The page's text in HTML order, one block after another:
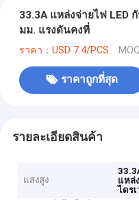
33.3A แหล่งจ่ายไฟ LED
มม. แรงดันคงที่
ราคา：USD 7.4/PCS
ราคาถูกที่สุด
รายละเอียดสินค้า
แสงสูง
แหล่
ไดร